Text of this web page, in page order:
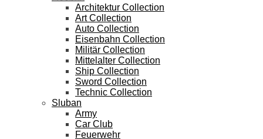
Architektur Collection
Art Collection
Auto Collection
Eisenbahn Collection
Militär Collection
Mittelalter Collection
Ship Collection
Sword Collection
Technic Collection
Sluban
Army
Car Club
Feuerwehr